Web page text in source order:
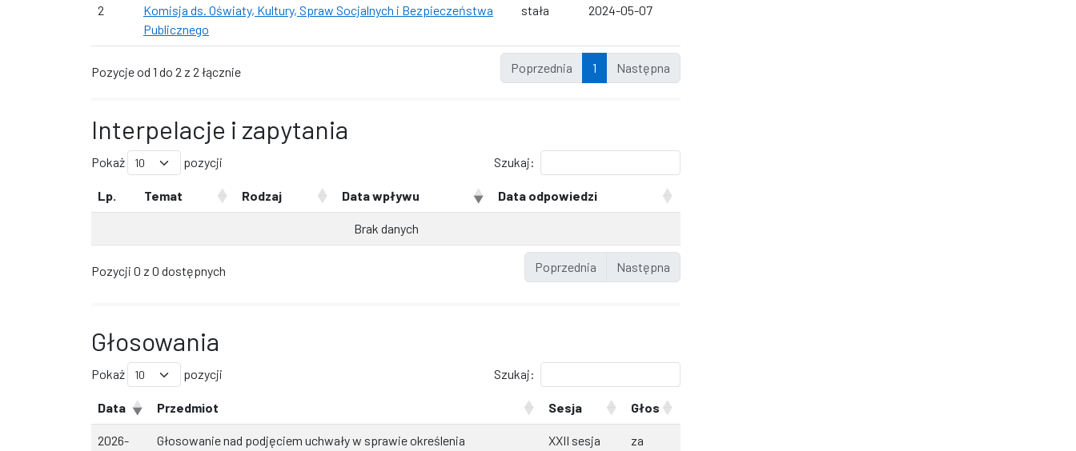
2
Komisja ds. Oświaty, Kultury, Spraw Socjalnych i Bezpieczeństwa
Publicznego
stała 2024-05-07
Pozycje od 1 do 2 z 2 łącznie Poprzednia 1 Następna
Interpelacje i zapytania
Pokaż pozycji Szukaj:
Lp. Temat Rodzaj Data wpływu Data odpowiedzi
Brak danych
Pozycji 0 z 0 dostępnych Poprzednia Następna
Głosowania
Pokaż pozycji Szukaj:
Data Przedmiot Sesja Głos
2026-
Głosowanie nad podjęciem uchwały w sprawie określenia
XXII sesja
za